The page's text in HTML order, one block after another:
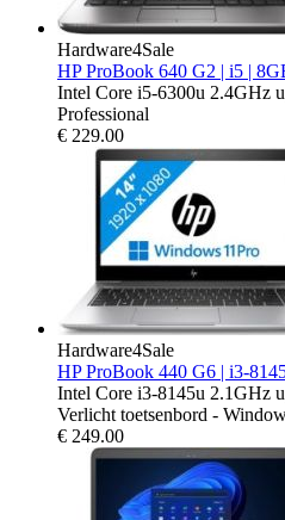
Hardware4Sale
HP ProBook 640 G2 | i5 |
Intel Core i5-6300u 2.4GHz
Professional
€ 229.00
Hardware4Sale
HP ProBook 440 G6 | i3-
Intel Core i3-8145u 2.1GHz
Verlicht toetsenbord -
€ 249.00